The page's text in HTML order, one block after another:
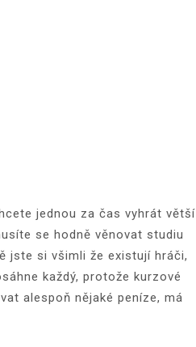
jednou za čas vyhrát větší
se hodně věnovat studiu
jste si všimli že existují hráči,
každý, protože kurzové
alespoň nějaké peníze, má